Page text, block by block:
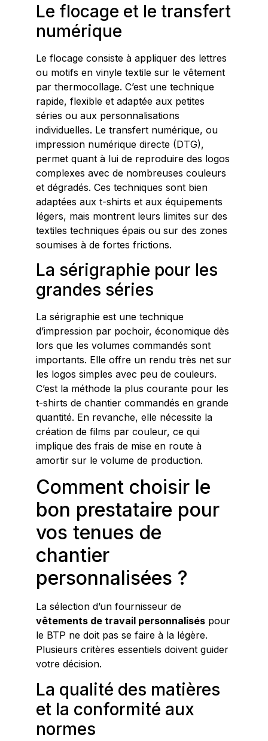
Le flocage et le transfert
numérique
Le flocage consiste à appliquer des lettres
ou motifs en vinyle textile sur le vêtement
par thermocollage. C’est une technique
rapide, flexible et adaptée aux petites
séries ou aux personnalisations
individuelles. Le transfert numérique, ou
impression numérique directe (DTG),
permet quant à lui de reproduire des logos
complexes avec de nombreuses couleurs
et dégradés. Ces techniques sont bien
adaptées aux t-shirts et aux équipements
légers, mais montrent leurs limites sur des
textiles techniques épais ou sur des zones
soumises à de fortes frictions.
La sérigraphie pour les
grandes séries
La sérigraphie est une technique
d’impression par pochoir, économique dès
lors que les volumes commandés sont
importants. Elle offre un rendu très net sur
les logos simples avec peu de couleurs.
C’est la méthode la plus courante pour les
t-shirts de chantier commandés en grande
quantité. En revanche, elle nécessite la
création de films par couleur, ce qui
implique des frais de mise en route à
amortir sur le volume de production.
Comment choisir le
bon prestataire pour
vos tenues de
chantier
personnalisées ?
La sélection d’un fournisseur de
vêtements de travail personnalisés pour
le BTP ne doit pas se faire à la légère.
Plusieurs critères essentiels doivent guider
votre décision.
La qualité des matières
et la conformité aux
normes